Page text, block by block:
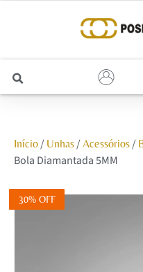
Unhas
Início/ Unhas/ Acessórios/
Bola Diamantada 5MM
30% OFF